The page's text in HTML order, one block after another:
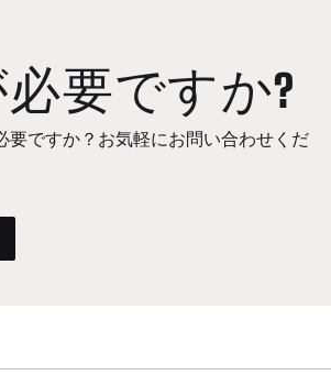
要ですか?
要ですか？お気軽にお問い合わせくだ